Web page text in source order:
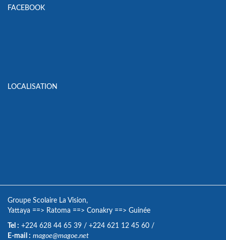
FACEBOOK
LOCALISATION
Groupe Scolaire La Vision,
Yattaya ==> Ratoma ==> Conakry ==> Guinée
Tel : +224 628 44 65 39 / +224 621 12 45 60 /
E-mail : magoe@magoe.net